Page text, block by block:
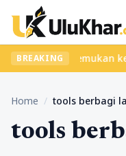
BREAKING
ribet? Temukan
Home / tools berbagi
tools